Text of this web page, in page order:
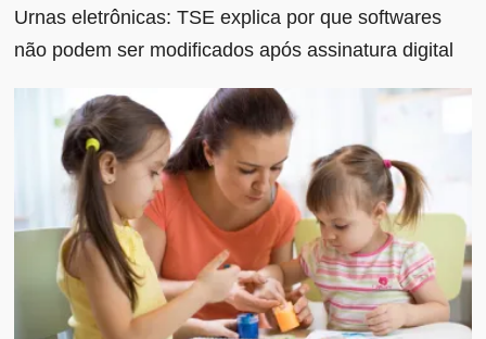
Urnas eletrônicas: TSE explica por que softwares
não podem ser modificados após assinatura digital